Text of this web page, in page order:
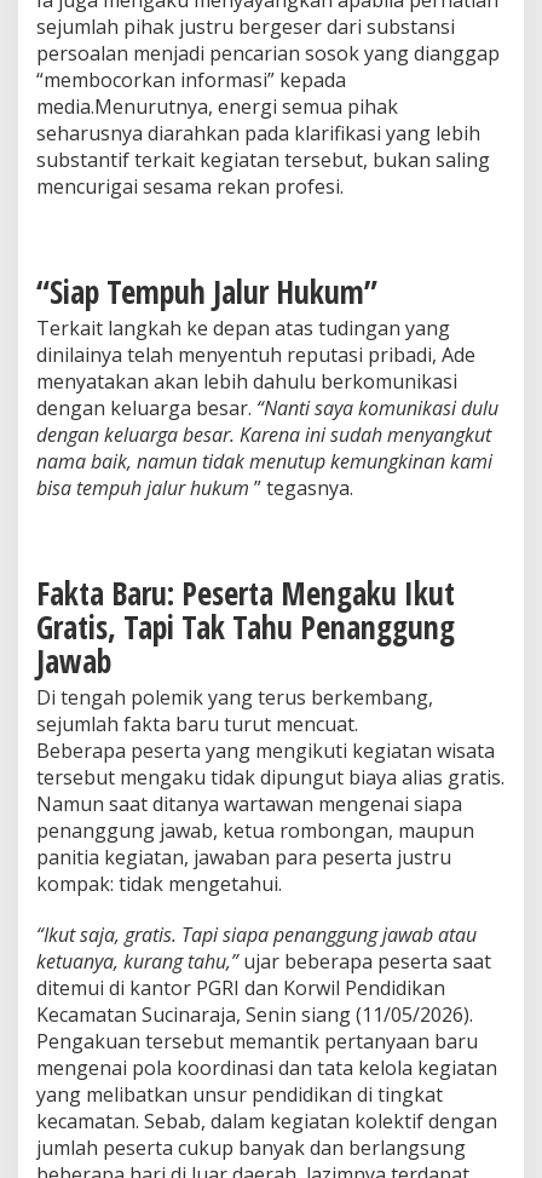
sejumlah pihak justru bergeser dari substansi
persoalan menjadi pencarian sosok yang dianggap
“membocorkan informasi” kepada
media.Menurutnya, energi semua pihak
seharusnya diarahkan pada klarifikasi yang lebih
substantif terkait kegiatan tersebut, bukan saling
mencurigai sesama rekan profesi.
“Siap Tempuh Jalur Hukum”
Terkait langkah ke depan atas tudingan yang
dinilainya telah menyentuh reputasi pribadi, Ade
menyatakan akan lebih dahulu berkomunikasi
dengan keluarga besar. “Nanti saya komunikasi dulu
dengan keluarga besar. Karena ini sudah menyangkut
nama baik, namun tidak menutup kemungkinan kami
bisa tempuh jalur hukum ” tegasnya.
Fakta Baru: Peserta Mengaku Ikut
Gratis, Tapi Tak Tahu Penanggung
Jawab
Di tengah polemik yang terus berkembang,
sejumlah fakta baru turut mencuat.
Beberapa peserta yang mengikuti kegiatan wisata
tersebut mengaku tidak dipungut biaya alias gratis.
Namun saat ditanya wartawan mengenai siapa
penanggung jawab, ketua rombongan, maupun
panitia kegiatan, jawaban para peserta justru
kompak: tidak mengetahui.
“Ikut saja, gratis. Tapi siapa penanggung jawab atau
ketuanya, kurang tahu,”ujar beberapa peserta saat
ditemui di kantor PGRI dan Korwil Pendidikan
Kecamatan Sucinaraja, Senin siang (11/05/2026).
Pengakuan tersebut memantik pertanyaan baru
mengenai pola koordinasi dan tata kelola kegiatan
yang melibatkan unsur pendidikan di tingkat
kecamatan. Sebab, dalam kegiatan kolektif dengan
jumlah peserta cukup banyak dan berlangsung